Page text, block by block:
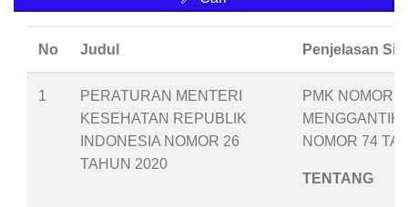
No Judul Penjelasan
1
PERATURAN MENTERI
KESEHATAN REPUBLIK
INDONESIA NOMOR 26
TAHUN 2020
PMK NOMOR
NOMOR 74
TENTANG